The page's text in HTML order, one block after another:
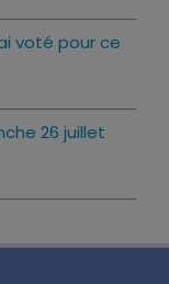
voté pour ce
26 juillet